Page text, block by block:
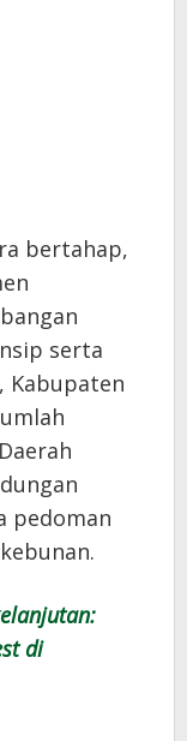
bertahap,
serta
Kabupaten
pedoman
di